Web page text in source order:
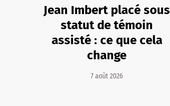
Jean Imbert placé sous
statut de témoin
assisté : ce que cela
change
7 août 2026